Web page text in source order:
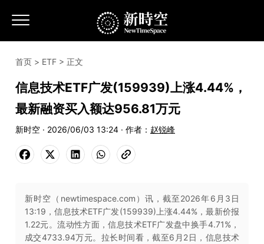
首页 > ETF > 正文
信息技术ETF广发(159939)上涨4.44%，
最新融资买入额达956.81万元
新时空 · 2026/06/03 13:24 · 作者： 赵锐峰
新时空（newtimespace.com）讯，截至2026年6月3日
13:19，信息技术ETF广发(159939)上涨4.44%，最新价报
1.22元。流动性方面，信息技术ETF广发盘中换手4.71%，
成交4733.94万元。拉长时间看，截至6月2日，信息技术